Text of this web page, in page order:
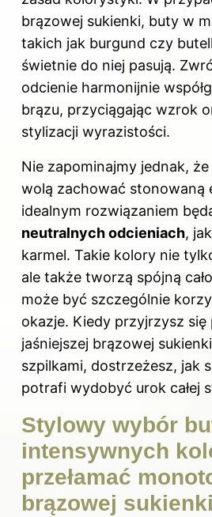
brązowej sukienki, buty w
takich jak burgund czy
świetnie do niej pasują.
odcienie harmonijnie
brązu, przyciągając wzrok
stylizacji wyrazistości.
Nie zapominajmy jednak,
wolą zachować stonowaną
idealnym rozwiązaniem
neutralnych odcieniach,
karmel. Takie kolory nie
ale także tworzą spójną
może być szczególnie
okazje. Kiedy przyjrzysz się
jaśniejszej brązowej
szpilkami, dostrzeżesz, jak
potrafi wydobyć urok całej
Stylowy wybór
intensywnych
przełamać
brązowej sukienki